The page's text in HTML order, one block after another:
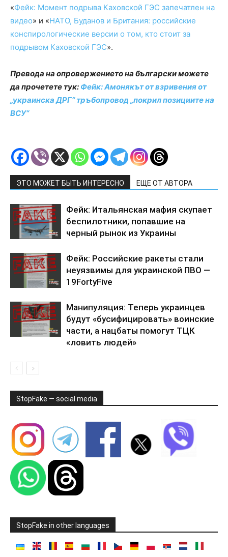
«Фейк: Момент подрыва Каховской ГЭС запечатлен на
видео» и «НАТО, Буданов и Британия: российские
конспирологические версии о том, кто стоит за
подрывом Каховской ГЭС».
Превода на опровержението на български можете
да прочетете тук: Фейк: Амонякът от взривения от
„украинска ДРГ“ тръбопровод „покрил позициите на
ВСУ“
ЭТО МОЖЕТ БЫТЬ ИНТЕРЕСНО ЕЩЕ ОТ АВТОРА
Фейк: Итальянская мафия скупает
беспилотники, попавшие на
черный рынок из Украины
Фейк: Российские ракеты стали
неуязвимы для украинской ПВО —
19FortyFive
Манипуляция: Теперь украинцев
будут «бусифицировать» воинские
части, а нацбаты помогут ТЦК
«ловить людей»
StopFake — social media
StopFake in other languages